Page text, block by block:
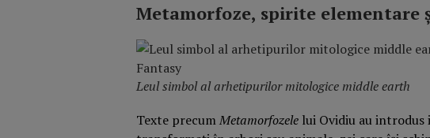
Metamorfoze, spirite elementare
Leul simbol al arhetipurilor mitologice middle earth
Texte precumMetamorfozele lui Ovidiu au introdus